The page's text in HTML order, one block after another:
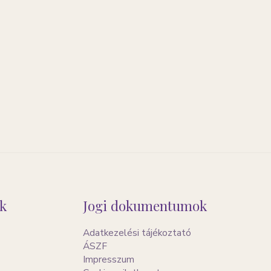
Jogi dokumentumok
Adatkezelési tájékoztató
ÁSZF
Impresszum